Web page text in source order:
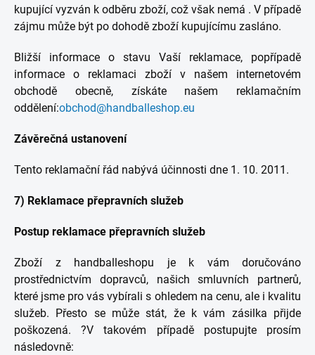
kupující vyzván k odběru zboží, což však nemá . V případě
zájmu může být po dohodě zboží kupujícímu zasláno.
Bližší informace o stavu Vaší reklamace, popřípadě
informace o reklamaci zboží v našem internetovém
obchodě obecně, získáte našem reklamačním
oddělení:obchod@handballeshop.eu
Závěrečná ustanovení
Tento reklamační řád nabývá účinnosti dne 1. 10. 2011.
7) Reklamace přepravních služeb
Postup reklamace přepravních služeb
Zboží z handballeshopu je k vám doručováno
prostřednictvím dopravců, našich smluvních partnerů,
které jsme pro vás vybírali s ohledem na cenu, ale i kvalitu
služeb. Přesto se může stát, že k vám zásilka přijde
poškozená. ?V takovém případě postupujte prosím
následovně: